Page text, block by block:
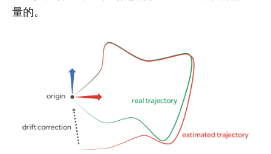
量的。